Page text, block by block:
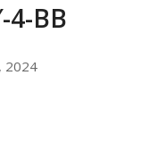
4-BB
2024